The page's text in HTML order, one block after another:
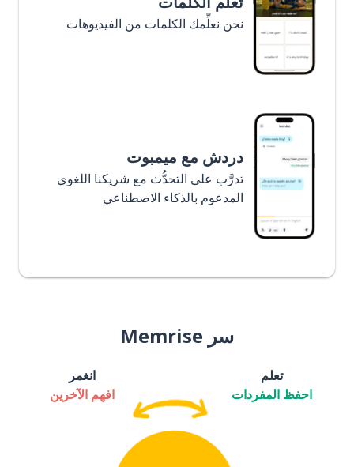
نحن نعلِّمك الكلمات من الفيديوهات
دردش مع ميمبوت
تدرَّب على التحدُّث مع شريكنا اللغوي
المدعوم بالذكاء الاصطناعي
سر Memrise
تعلم
احفظ المفردات
انغمر
افهم الآخرين